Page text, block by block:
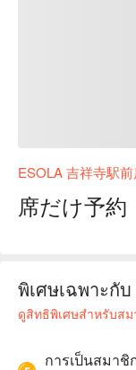
ESOLA 吉祥寺駅
席だけ予約
พิเศษเฉพาะกับ
ดูสิทธิพิเศษสำหรับสม
การเป็นสมาชิ